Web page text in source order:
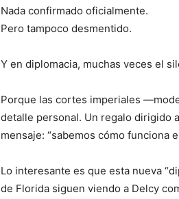
Nada confirmado oficialmente.
Pero tampoco desmentido.
Y en diplomacia, muchas veces el
Porque las cortes imperiales
detalle personal. Un regalo dirigido
mensaje: “sabemos cómo funciona
Lo interesante es que esta nueva
de Florida siguen viendo a Delcy